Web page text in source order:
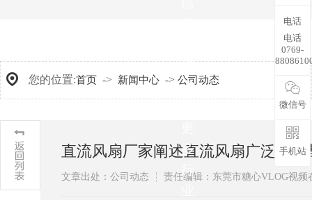
您
了
多
行
您的位置:首页 -> 新闻中心 -> 公司动态
直流风扇厂家阐述直流风扇广泛领域都
文章出处：公司动态 责任编辑：东莞市糖心VLOG视
电话
电话
0769-
微信号
手机站